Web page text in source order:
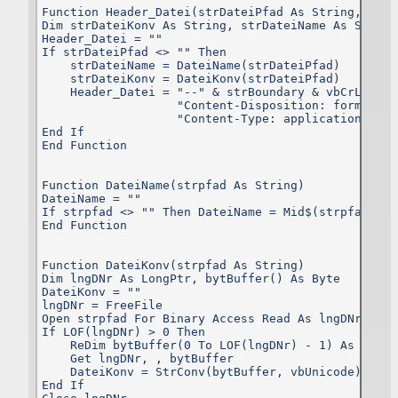
welche dazu dienen, Ihre Person zu bestimmen und welche zu
Ihnen zurückverfolgt werden können – also beispielsweise Ihr
Name, Ihre E-Mail-Adresse und Telefonnummer.
Der Websitebetreiber gibt personenbezogene Daten, die in
irgendeiner Form beim Aufruf bzw. Nutzen der Website übertragen
werden sollten, grundsätzlich nicht weiter.
Für den Besuch der Website sind auch keine Angaben zu Ihrer
Person notwendig. Erst wenn Sie eine Kontaktmöglichkeit zum
Betreiber wahrnehmen, werden diese erforderlich. Diese dort
Server gespeichert und nach der Übertragung sofort gelöscht.
Die übertragenen Daten werden nur zur Bearbeitung des Vorgangs
und ansonsten nicht genutzt, also auch nicht weitergegeben.
Dieser Dienst wird nicht genutzt.
Google AdSense
Diese Website verwendet Google AdSense. Es handelt sich hierbei
um einen Dienst der Google Inc., 1600 Amphitheatre Parkway,
Mountain View, CA 94043, USA, zum Einbinden von
Function Header_Datei(strDateiPfad As String,
Dim strDateiKonv As String, strDateiName As String
Header_Datei = ""
If strDateiPfad <> "" Then
    strDateiName = DateiName(strDateiPfad)
    strDateiKonv = DateiKonv(strDateiPfad)
    Header_Datei = "--" & strBoundary & vbCrLf & _
"Content-Disposition: form-
"Content-Type: application/
End If
End Function
Function DateiName(strpfad As String)
DateiName = ""
If strpfad <> "" Then DateiName = Mid$(strpfad,
End Function
Function DateiKonv(strpfad As String)
Dim lngDNr As LongPtr, bytBuffer() As Byte
DateiKonv = ""
lngDNr = FreeFile
Open strpfad For Binary Access Read As lngDNr
If LOF(lngDNr) > 0 Then
    ReDim bytBuffer(0 To LOF(lngDNr) - 1) As Byte
    Get lngDNr, , bytBuffer
    DateiKonv = StrConv(bytBuffer, vbUnicode)
End If